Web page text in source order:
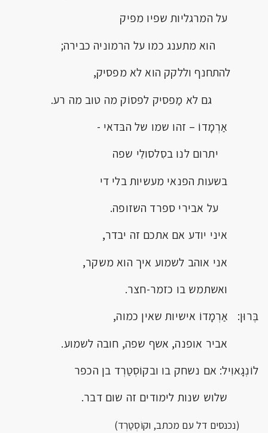
על המרגליות שפיו מפיק
הוא מתענג כמו על הרמוניה כבירה;
להתחנף וללקק הוא לא מפסיק,
גם לא מַפסיק לפסוֹק מה טוב מה רע.
אַרְמָדוֹ – זהו שמו של הבּדאי -
יתרום לנו בסִלסולֵי שפה
בשעות הפנאי מעשיות בלי די
על אבירי ספרד השזופה.
איני יודע אם אתכם זה יבדר,
אני אוהב לשמוע איך הוא משקר,
ואשתמש בו כזמר-חצר.
בֶּרוּן: אַרְמָדוֹ אישיות שאין כמוה,
אביר אופנה, אשף שפה, חובה לשמוע.
לוֹנְגָאוִיל: אם נשחק בו ובקוֹסְטַרְד בן הכפר
שלוש שנות לימודים זה שום דבר.
(נכנסים דל עם מכתב, וקוֹסְטַרְד)